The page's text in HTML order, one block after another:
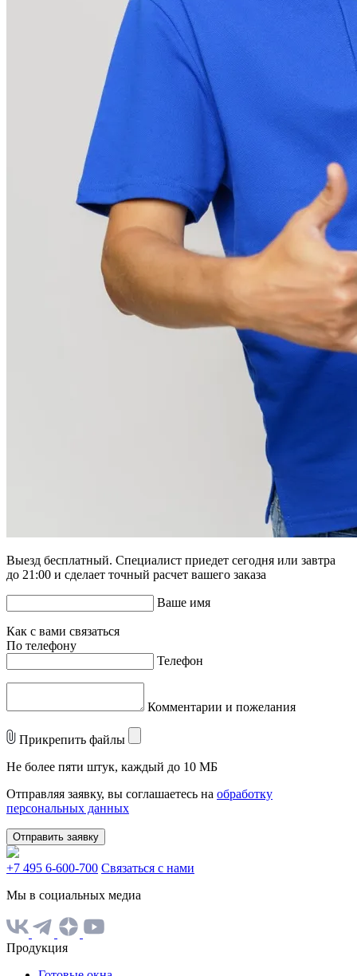
Выезд бесплатный. Специалист приедет сегодня или завтра
до 21:00 и сделает точный расчет вашего заказа
Ваше имя
Как с вами связаться
По телефону
Телефон
Комментарии и пожелания
Прикрепить файлы
Не более пяти штук, каждый до 10 МБ
Отправляя заявку, вы соглашаетесь на обработку
персональных данных
Отправить заявку
+7 495 6-600-700 Связаться с нами
Мы в социальных медиа
Продукция